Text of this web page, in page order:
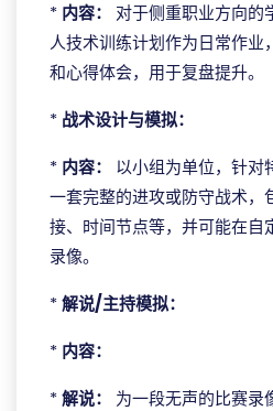
* 内容：
对于侧重职业方向的
人技术训练计划作为日常作业
和心得体会，用于复盘提升。
* 战术设计与模拟：
* 内容：
以小组为单位，针对
一套完整的进攻或防守战术，
接、时间节点等，并可能在自
录像。
*解说/主持模拟：
* 内容：
*解说：
为一段无声的比赛录